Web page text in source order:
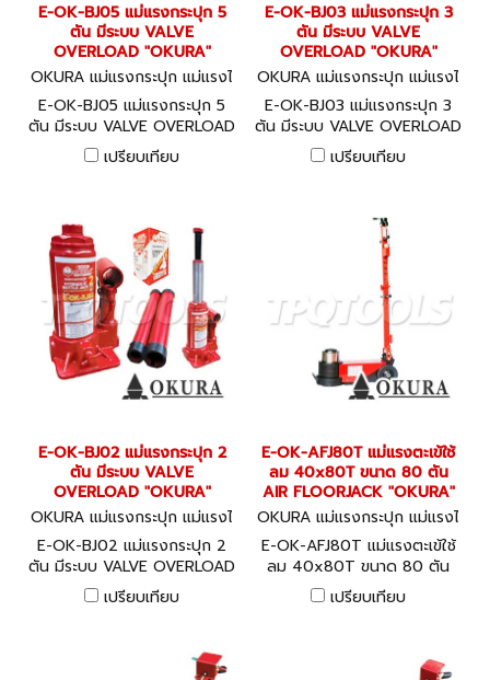
E-OK-BJ05 แม่แรงกระปุก 5
ตัน มีระบบ VALVE
OVERLOAD "OKURA"
OKURA แม่แรงกระปุก แม่แรงไ
ฮโดรลิค E-OK-BJ05
E-OK-BJ05 แม่แรงกระปุก 5
ตัน มีระบบ VALVE OVERLOAD
"OKURA"
เปรียบเทียบ
E-OK-BJ03 แม่แรงกระปุก 3
ตัน มีระบบ VALVE
OVERLOAD "OKURA"
OKURA แม่แรงกระปุก แม่แรงไ
ฮโดรลิค E-OK-BJ03
E-OK-BJ03 แม่แรงกระปุก 3
ตัน มีระบบ VALVE OVERLOAD
"OKURA"
เปรียบเทียบ
E-OK-BJ02 แม่แรงกระปุก 2
ตัน มีระบบ VALVE
OVERLOAD "OKURA"
OKURA แม่แรงกระปุก แม่แรงไ
ฮโดรลิค E-OK-BJ02
E-OK-BJ02 แม่แรงกระปุก 2
ตัน มีระบบ VALVE OVERLOAD
"OKURA"
เปรียบเทียบ
E-OK-AFJ80T แม่แรงตะเข้ใช้
ลม 40x80T ขนาด 80 ตัน
AIR FLOORJACK "OKURA"
OKURA แม่แรงกระปุก แม่แรงไ
ฮโดรลิค E-OK-AFJ80T
E-OK-AFJ80T แม่แรงตะเข้ใช้
ลม 40x80T ขนาด 80 ตัน
AIR FLOORJACK "OKURA"
เปรียบเทียบ